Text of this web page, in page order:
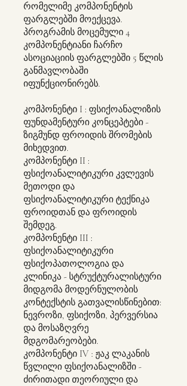
რომელიმე კომპონენტის
ფარგლებში მოექცევა.
პროგრამის მოცემული 4
კომპონენტიანი ჩარჩო
ასოციაციის ფარგლებში 5 წლის
განმავლობაში
იფუნქციონირებს.
კომპონენტი I : ფსიქოანალიზის
ფუნდამენტური კონცეპტები -
ზიგმუნდ ფროიდის შრომების
მიხედვით.
კომპონენტი II :
ფსიქოანალიტიკური კვლევის
მეთოდი და
ფსიქოანალიტიკური ტექნიკა
ფროიდთან და ფროიდის
შემდეგ.
კომპონენტი III :
ფსიქოანალიტიკური
ფსიქოპათოლოგია და
კლინიკა - სტრუქტურალისტური
მიდგომა მოდერნულობის
კონტექსტის გათვალისწინებით:
ნევროზი, ფსიქოზი, პერვერსია
და მოსაზღვრე
მდგომარეობები.
კომპონენტი IV : ჟაკ ლაკანის
წვლილი ფსიქოანალიზში -
ძირითადი თეორიული და